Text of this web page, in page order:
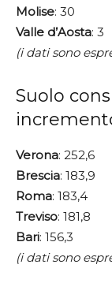
Molise: 30
Valle d’Aosta: 3
(i dati sono
Suolo
Verona: 252,6
Brescia: 183,9
Roma: 183,4
Treviso: 181,8
Bari: 156,3
(i dati sono